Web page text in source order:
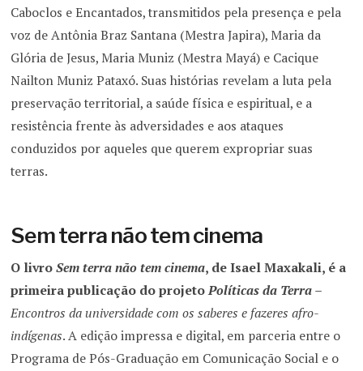
Caboclos e Encantados, transmitidos pela presença e pela
voz de Antônia Braz Santana (Mestra Japira), Maria da
Glória de Jesus, Maria Muniz (Mestra Mayá) e Cacique
Nailton Muniz Pataxó. Suas histórias revelam a luta pela
preservação territorial, a saúde física e espiritual, e a
resistência frente às adversidades e aos ataques
conduzidos por aqueles que querem expropriar suas
terras.
Sem terra não tem cinema
O livroSem terra não tem cinema, de Isael Maxakali, é a
primeira publicação do projetoPolíticas da Terra –
Encontros da universidade com os saberes e fazeres afro-
indígenas. A edição impressa e digital, em parceria entre o
Programa de Pós-Graduação em Comunicação Social e o